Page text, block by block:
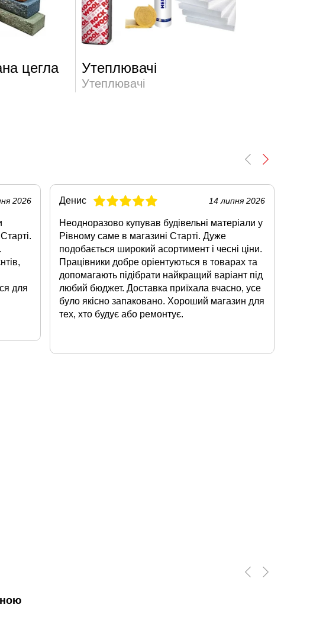
цегла Утеплювачі
Утеплювачі
2026
для
Денис 14 липня 2026
Неодноразово купував будівельні матеріали у
Рівному саме в магазині Старті. Дуже
подобається широкий асортимент і чесні ціни.
Працівники добре оріентуються в товарах та
допомагають підібрати найкращий варіант під
любий бюджет. Доставка приїхала вчасно, усе
було якісно запаковано. Хороший магазин для
тех, хто будує або ремонтує.